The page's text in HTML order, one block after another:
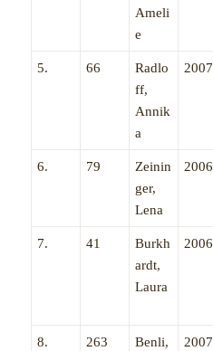
Ameli
e
5. 66
Radlo
ff,
Annik
a
2007
6. 79
Zeinin
ger,
Lena
2006
7. 41
Burkh
ardt,
Laura
2006
8. 263
Benli,
2007